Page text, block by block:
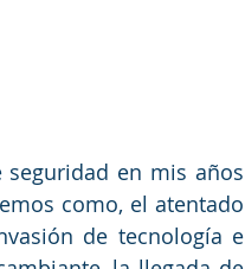
en mis años
como, el atentado
de tecnología e